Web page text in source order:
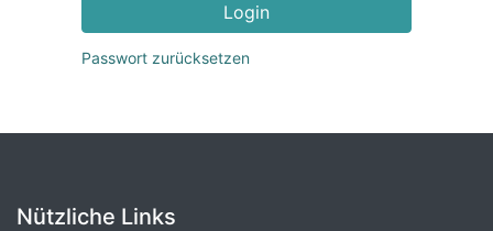
Login
Passwort zurücksetzen
Nützliche Links